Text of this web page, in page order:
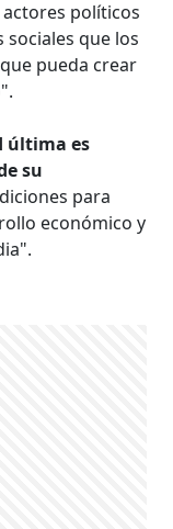
políticos
sociales que los
pueda crear
última es
su
para
económico y